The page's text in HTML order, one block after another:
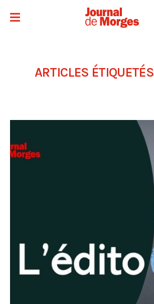
ARTICLES ÉTIQUETÉS